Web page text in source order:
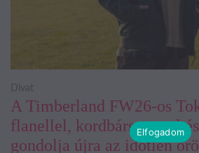
A Timberland FW26-os
flanellel, kordbársonnyal
gondolja újra az időtlen
Divat
Elfogadom